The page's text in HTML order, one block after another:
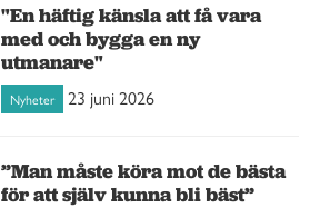
"En häftig känsla att få vara
med och bygga en ny
utmanare"
Nyheter 23 juni 2026
”Man måste köra mot de bästa
för att själv kunna bli bäst”